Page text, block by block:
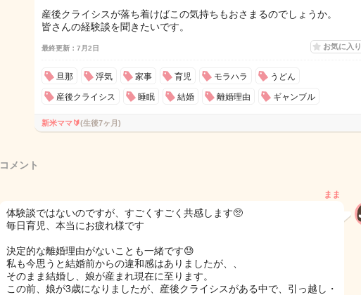
産後クライシスが落ち着けばこの気持ちもおさまるのでしょうか。
皆さんの経験談を聞きたいです。
最終更新：7月2日 お気に入り
旦那 浮気 家事 育児 モラハラ うどん
産後クライシス 睡眠 結婚 離婚理由 ギャンブル
新米ママ🔰(生後7ヶ月)
コメント
まま
体験談ではないのですが、すごくすごく共感します🥺
毎日育児、本当にお疲れ様です
決定的な離婚理由がないことも一緒です😓
私も今思うと結婚前からの違和感はありましたが、、
そのまま結婚し、娘が産まれ現在に至ります。
この前、娘が3歳になりましたが、産後クライシスがある中で、引っ越し・